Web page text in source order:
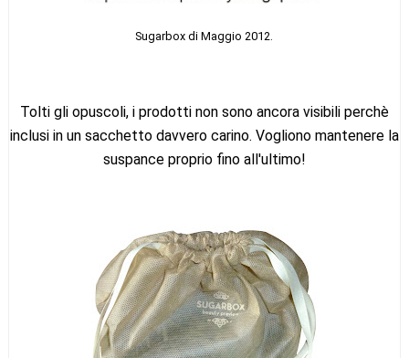
Sugarbox di Maggio 2012.
Tolti gli opuscoli, i prodotti non sono ancora visibili perchè
inclusi in un sacchetto davvero carino. Vogliono mantenere la
suspance proprio fino all'ultimo!